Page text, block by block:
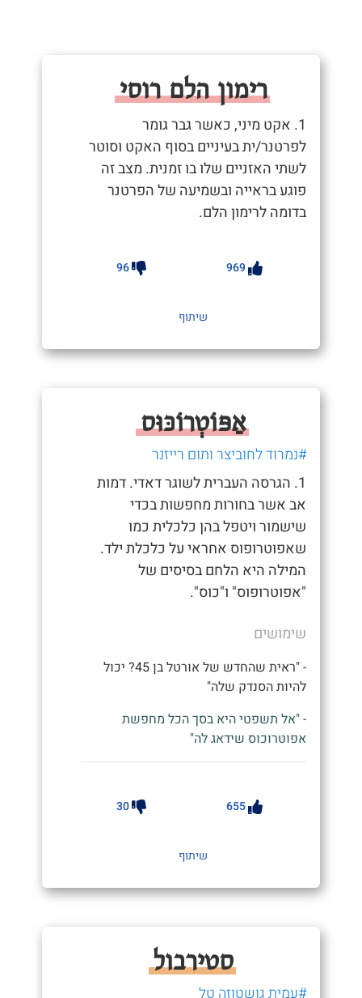
רימון הלם רוסי
1. אקט מיני, כאשר גבר גומר
לפרטנר/ית בעיניים בסוף האקט וסוטר
לשתי האזניים שלו בו זמנית. מצב זה
פוגע בראייה ובשמיעה של הפרטנר
בדומה לרימון הלם.
969
96
שיתוף
אַפּוֹטְרוֹכּוּס
#נמרוד לחוביצר ותום רייזנר
1. הגרסה העברית לשוגר דאדי. דמות
אב אשר בחורות מחפשות בכדי
שישמור ויטפל בהן כלכלית כמו
שאפוטרופוס אחראי על כלכלת ילד.
המילה היא הלחם בסיסים של
"אפוטרופוס" ו"כוס".
שימושים
- "ראית שהחדש של אורטל בן 45? יכול
להיות הסנדק שלה"
- "אל תשפטי היא בסך הכל מחפשת
אפוטרוכוס שידאג לה"
655
30
שיתוף
סטירבול